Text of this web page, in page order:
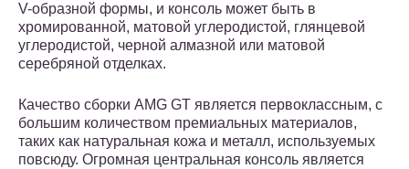
V-образной формы, и консоль может быть в
хромированной, матовой углеродистой, глянцевой
углеродистой, черной алмазной или матовой
серебряной отделках.
Качество сборки AMG GT является первоклассным, с
большим количеством премиальных материалов,
таких как натуральная кожа и металл, используемых
повсюду. Огромная центральная консоль является